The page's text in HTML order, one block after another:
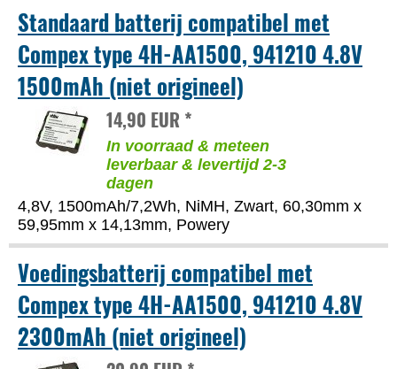
Standaard batterij compatibel met
Compex type 4H-AA1500, 941210 4.8V
1500mAh (niet origineel)
14,90 EUR *
In voorraad & meteen
leverbaar & levertijd 2-3
dagen
4,8V, 1500mAh/7,2Wh, NiMH, Zwart, 60,30mm x
59,95mm x 14,13mm, Powery
Voedingsbatterij compatibel met
Compex type 4H-AA1500, 941210 4.8V
2300mAh (niet origineel)